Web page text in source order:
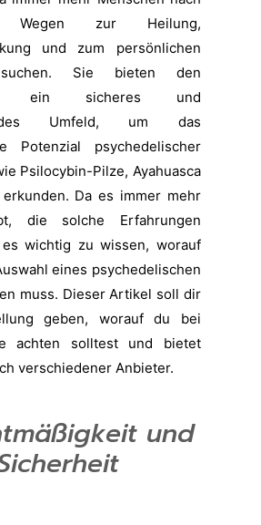
Wegen zur Heilung,
und zum persönlichen
suchen. Sie bieten den
ein sicheres und
Umfeld, um das
Potenzial psychedelischer
Psilocybin-Pilze, Ayahuasca
Da es immer mehr
die solche Erfahrungen
wichtig zu wissen, worauf
eines psychedelischen
muss. Dieser Artikel soll dir
geben, worauf du bei
achten solltest und bietet
verschiedener Anbieter.
und